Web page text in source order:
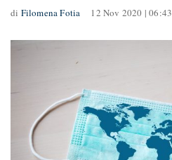
di Filomena Fotia 12 Nov 2020 | 06:43